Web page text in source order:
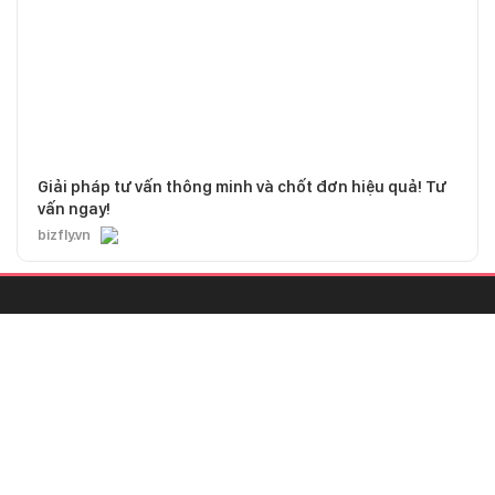
TRỤ SỞ HÀ NỘI
Tầng 21, Tòa nhà Center Building, Hapulico Complex, Số 01, phố
Nguyễn Huy Tưởng, phường Thanh Xuân, thành phố Hà Nội